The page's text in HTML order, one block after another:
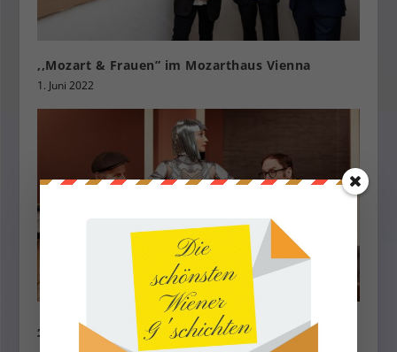
,,Mozart & Frauen” im Mozarthaus Vienna
1. Juni 2022
,,Eine ( fast) perfekte Braut” feiert Premiere im
Theater Center Forum